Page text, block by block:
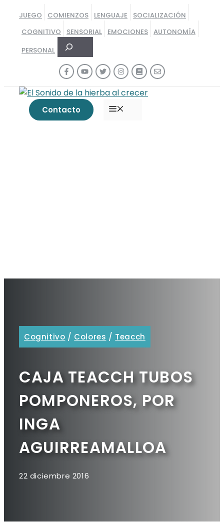
contenido
JUEGO COMIENZOS LENGUAJE
SOCIALIZACIÓN
COGNITIVO
SENSORIAL EMOCIONES AUTONOMÍA
PERSONAL
Buscar
Contacto
Cognitivo / Colores / Teacch
CAJA TEACCH TUBOS
POMPONEROS, POR
INGA
AGUIRREAMALLOA
22 diciembre 2016